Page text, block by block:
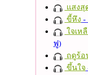
แสงสุ
ขี้หึง -
ใจเห
ฟู)
ฤดูร้อ
ขึ้นใจ